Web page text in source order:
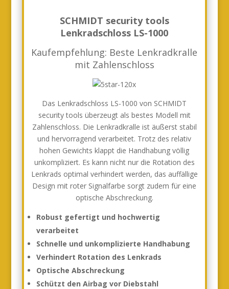
SCHMIDT security tools
Lenkradschloss LS-1000
Kaufempfehlung: Beste Lenkradkralle
mit Zahlenschloss
Das Lenkradschloss LS-1000 von SCHMIDT
security tools überzeugt als bestes Modell mit
Zahlenschloss. Die Lenkradkralle ist äußerst stabil
und hervorragend verarbeitet. Trotz des relativ
hohen Gewichts klappt die Handhabung völlig
unkompliziert. Es kann nicht nur die Rotation des
Lenkrads optimal verhindert werden, das auffällige
Design mit roter Signalfarbe sorgt zudem für eine
optische Abschreckung.
Robust gefertigt und hochwertig
verarbeitet
Schnelle und unkomplizierte Handhabung
Verhindert Rotation des Lenkrads
Optische Abschreckung
Schützt den Airbag vor Diebstahl